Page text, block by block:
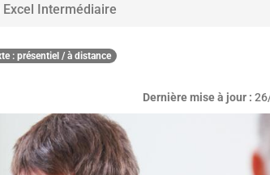
Intermédiaire
: présentiel / à distance
Dernière mise à jour :